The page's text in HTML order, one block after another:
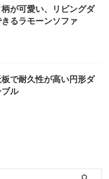
が可愛い、リビングダ
るラモーンソファ
で耐久性が高い円形ダ
ル